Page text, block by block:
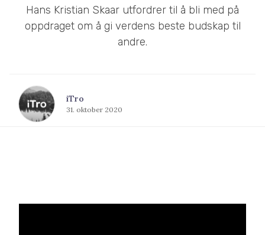
Hans Kristian Skaar utfordrer til å bli med på
oppdraget om å gi verdens beste budskap til
andre.
iTro
31. oktober 2020